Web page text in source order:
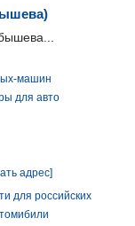
машин
для авто
адрес]
для российских